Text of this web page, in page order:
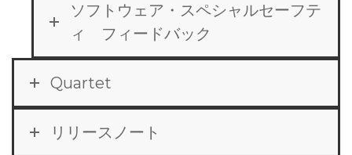
ソフトウェア・スペシャルセーフテ
ィ フィードバック
Quartet
リリースノート